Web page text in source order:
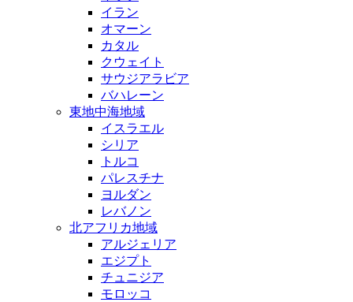
イラン
オマーン
カタル
クウェイト
サウジアラビア
バハレーン
東地中海地域
イスラエル
シリア
トルコ
パレスチナ
ヨルダン
レバノン
北アフリカ地域
アルジェリア
エジプト
チュニジア
モロッコ